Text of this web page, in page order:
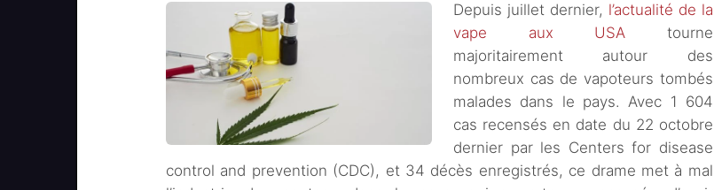
Depuis juillet dernier, l’actualité de la
vape aux USA tourne
majoritairement autour des
nombreux cas de vapoteurs tombés
malades dans le pays. Avec 1 604
cas recensés en date du 22 octobre
dernier par les Centers for disease
control and prevention (CDC), et 34 décès enregistrés, ce drame met à mal